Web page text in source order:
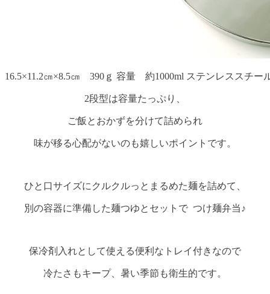
16.5×11.2㎝×8.5㎝ 390ｇ 容量 約1000ml ステンレススチ
2段型は容量たっぷり、
ご飯とおかずを分けて詰められ
味が移る心配がないのも嬉しいポイントです。
ひと口サイズにクルクルっとまるめた麺を詰めて、
別の容器に準備した麺つゆとセットで つけ麺弁当♪
保冷剤入れとして使える便利なトレイ付きなので
冷たさもキープ、暑い季節も衛生的です。